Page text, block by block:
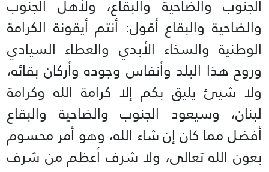
الجنوب والضاحية والبقاع، ولأهل الجنوب
والضاحية والبقاع أقول: أنتم أيقونة الكرامة
الوطنية والسخاء الأبدي والعطاء السيادي
وروح هذا البلد وأنفاس وجوده وأركان بقائه،
ولا شيئ يليق بكم إلا كرامة الله وكرامة
لبنان، وسيعود الجنوب والضاحية والبقاع
أفضل مما كان إن شاء الله، وهو أمر محسوم
بعون الله تعالى، ولا شرف أعظم من شرف